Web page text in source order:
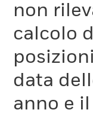
parametro ITR
Poiché il
intervalli di
non
calcolo
data
anno e